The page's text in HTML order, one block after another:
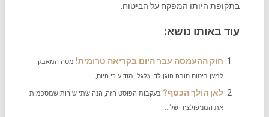
בתקופת היותו המפקח על הביטוח.
עוד באותו נושא:
חוק ההעמסה עבר היום בקריאה טרומית!‬ מטה המאבק
למען ביטוח חובה הוגן לדו-גלגלי מודיע כי היום,...
לאן הולך הכסף? בעקבות הפוסט הזה, הנה שתי שורות שמסכמות
את המניפולציה של...